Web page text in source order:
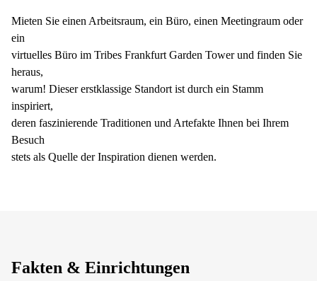
Mieten Sie einen Arbeitsraum, ein Büro, einen Meetingraum oder
ein
virtuelles Büro im Tribes Frankfurt Garden Tower und finden Sie
heraus,
warum! Dieser erstklassige Standort ist durch ein Stamm
inspiriert,
deren faszinierende Traditionen und Artefakte Ihnen bei Ihrem
Besuch
stets als Quelle der Inspiration dienen werden.
Fakten & Einrichtungen